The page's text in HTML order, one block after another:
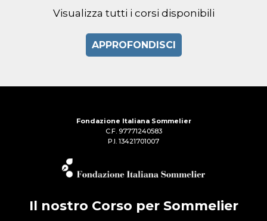
Visualizza tutti i corsi disponibili
APPROFONDISCI
Fondazione Italiana Sommelier
C.F. 97771240583
P.I. 13421701007
Il nostro Corso per Sommelier